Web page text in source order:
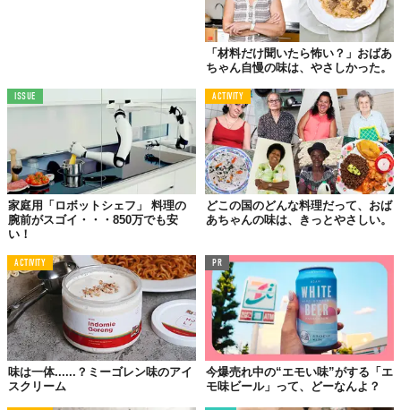
「材料だけ聞いたら怖い？」おばあ
ちゃん自慢の味は、やさしかった。
ISSUE
家庭用「ロボットシェフ」 料理の
腕前がスゴイ・・・850万でも安
い！
ACTIVITY
どこの国のどんな料理だって、おば
あちゃんの味は、きっとやさしい。
ACTIVITY
味は一体......？ミーゴレン味のアイ
スクリーム
PR
今爆売れ中の“エモい味”がする「エ
モ味ビール」って、どーなんよ？